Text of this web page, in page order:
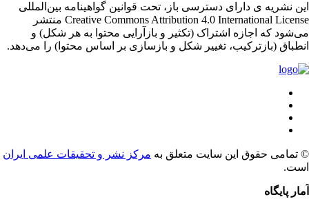
نشریه ی دارای دسترسی باز، تحت قوانین گواهینامه بین‌المللی
Creative Commons Attribution 4.0 International License منتشر
که اجازه اشتراک (تکثیر و بازآرایی محتوا به هر شکل) و
(بازترکیب، تغییر شکل و بازسازی بر اساس محتوا) را می‌دهد.
تمامی حقوق این سایت متعلق بهمرکز نشر و تحقیقات علمی ایران
پایگاه